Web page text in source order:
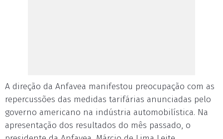
A direção da Anfavea manifestou preocupação com as
repercussões das medidas tarifárias anunciadas pelo
governo americano na indústria automobilística. Na
apresentação dos resultados do mês passado, o